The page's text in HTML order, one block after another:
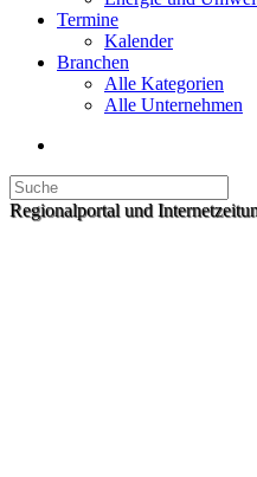
Termine
Kalender
Branchen
Alle Kategorien
Alle Unternehmen
Regionalportal und